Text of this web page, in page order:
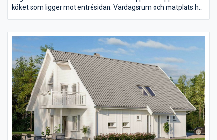
köket som ligger mot entrésidan. Vardagsrum och matplats har
väl tilltaget allrum för hela familjen.